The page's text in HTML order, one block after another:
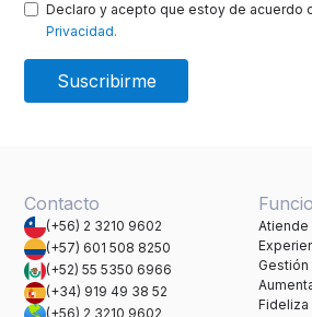
Declaro y acepto que estoy de acuerdo
Privacidad.
Contacto
(+56) 2 3210 9602
(+57) 601 508 8250
(+52) 55 5350 6966
(+34) 919 49 38 52
(+56) 2 3210 9602
Atiende
Fideliza